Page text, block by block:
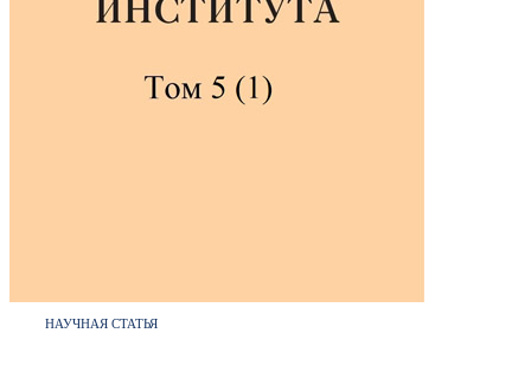
НАУЧНАЯ СТАТЬЯ